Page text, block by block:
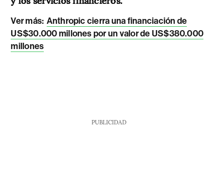
Ver más: Anthropic cierra una financiación de
US$30.000 millones por un valor de US$380.000
millones
PUBLICIDAD